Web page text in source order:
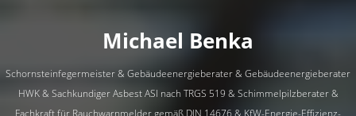
Michael Benka
Schornsteinfegermeister & Gebäudeenergieberater & Gebäudeenergieberater
HWK & Sachkundiger Asbest ASI nach TRGS 519 & Schimmelpilzberater &
Fachkraft für Rauchwarnmelder gemäß DIN 14676 & KfW-Energie-Effizienz-